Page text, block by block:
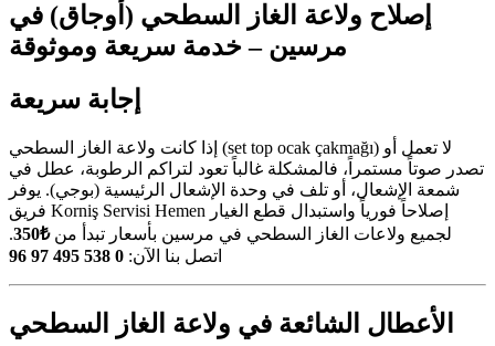
إصلاح ولاعة الغاز السطحي (أوجاق) في
مرسين – خدمة سريعة وموثوقة
إجابة سريعة
إذا كانت ولاعة الغاز السطحي (set top ocak çakmağı) لا تعمل أو
تصدر صوتاً مستمراً، فالمشكلة غالباً تعود لتراكم الرطوبة، عطل في
شمعة الإشعال، أو تلف في وحدة الإشعال الرئيسية (بوجي). يوفر
فريق Korniş Servisi Hemen إصلاحاً فورياً واستبدال قطع الغيار
لجميع ولاعات الغاز السطحي في مرسين بأسعار تبدأ من₺350
.
اتصل بنا الآن: 0 538 495 97 96
الأعطال الشائعة في ولاعة الغاز السطحي